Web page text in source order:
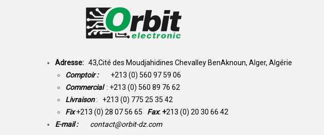
Adresse: 43,Cité des Moudjahidines Chevalley BenAknoun, Alger, Algérie
Comptoir : +213 (0) 560 97 59 06
Commercial : +213 (0) 560 89 76 62
Livraison: +213 (0) 775 25 35 42
Fix +213 (0) 28 07 56 65 Fax: +213 (0) 20 30 66 42
E-mail :
contact@orbit-dz.com